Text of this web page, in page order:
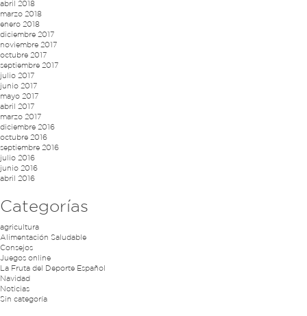
abril 2018
marzo 2018
enero 2018
diciembre 2017
noviembre 2017
octubre 2017
septiembre 2017
julio 2017
junio 2017
mayo 2017
abril 2017
marzo 2017
diciembre 2016
octubre 2016
septiembre 2016
julio 2016
junio 2016
abril 2016
Categorías
agricultura
Alimentación Saludable
Consejos
Juegos online
La Fruta del Deporte Español
Navidad
Noticias
Sin categoría